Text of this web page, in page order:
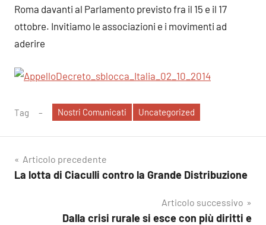
Roma davanti al Parlamento previsto fra il 15 e il 17
ottobre. Invitiamo le associazioni e i movimenti ad
aderire
Tag Nostri Comunicati Uncategorized
Navigazione
articoli
Articolo precedente
La lotta di Ciaculli contro la Grande Distribuzione
Articolo successivo
Dalla crisi rurale si esce con più diritti e